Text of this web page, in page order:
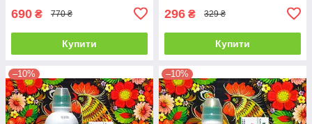
690 ₴ 770 ₴
Купити
296 ₴ 329 ₴
Купити
–10% –10%